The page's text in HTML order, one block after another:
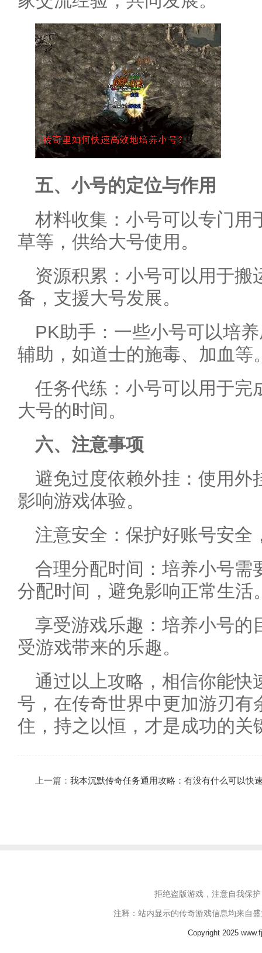
五、小号的定位与作用
材料收集：小号可以专门用
草等，供给大号使用。
资源积累：小号可以用于搬
备，支援大号发展。
PK助手：一些小号可以培
辅助，如道士的施毒、加血等
任务代练：小号可以用于完
大号的时间。
六、注意事项
避免过度依赖外挂：使用外
影响游戏体验。
注意安全：保护好账号安全
合理分配时间：培养小号需
分配时间，避免影响正常生活
享受游戏乐趣：培养小号的
受游戏带来的乐趣。
通过以上攻略，相信你能快
号，在传奇世界中更加游刃有
住，持之以恒，才是成功的关
上一篇： 我本沉默传奇任务通用攻略：有没有什么可以快
拒绝盗版游戏，注意自我保
注释：站内显示的传奇游戏信息均来自
Copyright 2025